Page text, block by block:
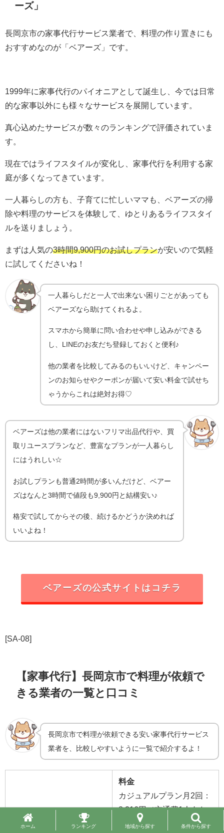
ーズ」
長岡京市の家事代行サービス業者で、料理の作り置きにも
おすすめなのが「ベアーズ」です。
1999年に家事代行のパイオニアとして誕生し、今では日常
的な家事以外にも様々なサービスを展開しています。
真心込めたサービスが数々のランキングで評価されていま
す。
現在ではライフスタイルが変化し、家事代行を利用する家
庭が多くなってきています。
一人暮らしの方も、子育てに忙しいママも、ベアーズの掃
除や料理のサービスを体験して、ゆとりあるライフスタイ
ルを送りましょう。
まずは人気の3時間9,900円のお試しプランが安いので気軽
に試してくださいね！
一人暮らしだと一人で出来ない困りごとがあっても
ベアーズなら助けてくれるよ。
スマホから簡単に問い合わせや申し込みができる
し、LINEのお友だち登録しておくと便利♪
他の業者を比較してみるのもいいけど、キャンペー
ンのお知らせやクーポンが届いて安い料金で試せち
ゃうからこれは絶対お得♡
ベアーズは他の業者にはないフリマ出品代行や、買
取リユースプランなど、豊富なプランが一人暮らし
にはうれしい☆
お試しプランも普通2時間が多いんだけど、ベアー
ズはなんと3時間で値段も9,900円と結構安い♪
格安で試してからその後、続けるかどうか決めれば
いいよね！
ベアーズの公式サイトはコチラ
[SA-08]
【家事代行】長岡京市で料理が依頼で
きる業者の一覧と口コミ
長岡京市で料理が依頼できる安い家事代行サービス
業者を、比較しやすいように一覧で紹介するよ！
料金
カジュアルプラン月2回：
8,316円（交通費1人あた
り900円）